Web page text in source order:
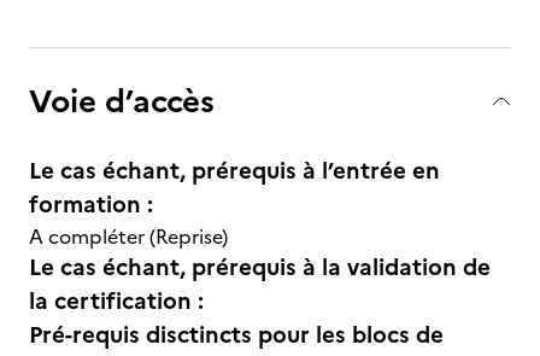
Voie d’accès
Le cas échant, prérequis à l’entrée en
formation :
A compléter (Reprise)
Le cas échant, prérequis à la validation de
la certification :
Pré-requis disctincts pour les blocs de